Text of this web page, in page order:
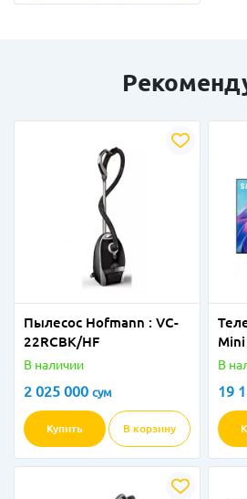
Пылесос Hofmann : VC-
22RCBK/HF
В наличии
2 025 000 сум
Купить В корзину
В
19